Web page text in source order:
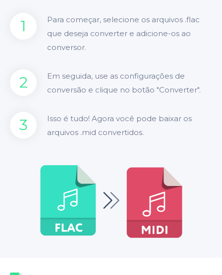
1
Para começar, selecione os arquivos .flac
que deseja converter e adicione-os ao
conversor.
2
Em seguida, use as configurações de
conversão e clique no botão "Converter".
3
Isso é tudo! Agora você pode baixar os
arquivos .mid convertidos.